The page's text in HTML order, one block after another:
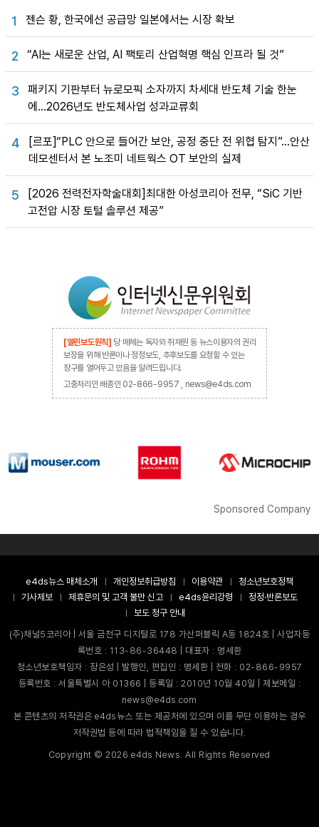
1 젠슨 황, 한국에선 공급망 일본에서는 시장 확보
2 “AI는 새로운 산업, AI 팩토리 산업혁명 핵심 인프라 될 것”
3
패키지 기판부터 뉴로모픽 소자까지 차세대 반도체 기술 한눈
에…2026년도 반도체사업 성과교류회
4
[르포]“PLC 안으로 들어간 보안, 공정 중단 전 위협 탐지”…안산
데모센터서 본 노조미 네트웍스 OT 보안의 실제
5
[2026 전력전자학술대회]최대한 아성코리아 전무, “SiC 기반
고전압 시장 토털 솔루션 제공”
[열린보도원칙] 당 매체는 독자와 취재원 등 뉴스이용자의 권리
보장을 위해 반론이나 정정보도, 추후보도를 요청할 수 있는
창구를 열어두고 있음을 알려드립니다.
고충처리인 배종인 02-866-9957 , news@e4ds.com
Sponsored Company
e4ds뉴스 매체소개 개인정보취급방침 이용약관
청소년보호정책
기사제보
제휴문의 및 고객 불만 신고 e4ds윤리강령
정정·반론보도
보도 청구 안내
(주)채널5코리아 | 서울 금천구 디지털로 178 가산퍼블릭 A동 1824호 | 사업자등
록번호 : 113-86-36448 | 대표자 : 명세환
청소년보호책임자 : 장은성 | 발행인, 편집인 : 명세환 | 전화 : 02-866-9957
등록번호 : 서울특별시 아 01366 | 등록일 : 2010년 10월 40일 | 제보메일 :
news@e4ds.com
본 콘텐츠의 저작권은 e4ds뉴스 또는 제공처에 있으며 이를 무단 이용하는 경우
저작권법 등에 따라 법적책임을 질 수 있습니다.
Copyright ©2026 e4ds News. All Rights Reserved